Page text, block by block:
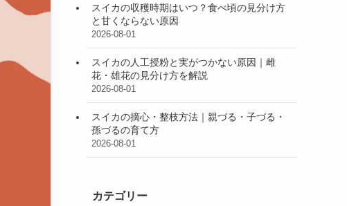
スイカの収穫時期はいつ？食べ頃の見分け方
と甘くならない原因
2026-08-01
スイカの人工授粉と実がつかない原因｜雌
花・雄花の見分け方を解説
2026-08-01
スイカの摘心・整枝方法｜親づる・子づる・
孫づるの育て方
2026-08-01
カテゴリー